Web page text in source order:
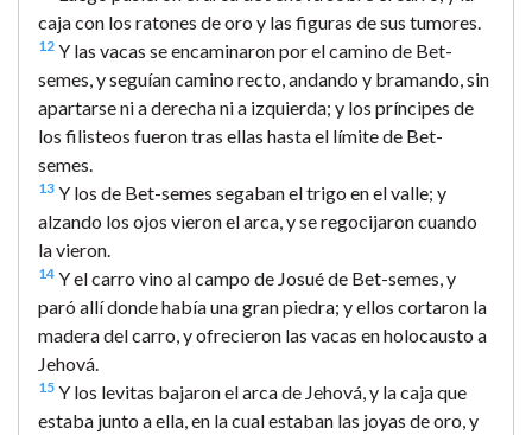
caja con los ratones de oro y las figuras de sus tumores.
12 Y las vacas se encaminaron por el camino de Bet-
semes, y seguían camino recto, andando y bramando, sin
apartarse ni a derecha ni a izquierda; y los príncipes de
los filisteos fueron tras ellas hasta el límite de Bet-
semes.
13 Y los de Bet-semes segaban el trigo en el valle; y
alzando los ojos vieron el arca, y se regocijaron cuando
la vieron.
14 Y el carro vino al campo de Josué de Bet-semes, y
paró allí donde había una gran piedra; y ellos cortaron la
madera del carro, y ofrecieron las vacas en holocausto a
Jehová.
15 Y los levitas bajaron el arca de Jehová, y la caja que
estaba junto a ella, en la cual estaban las joyas de oro, y